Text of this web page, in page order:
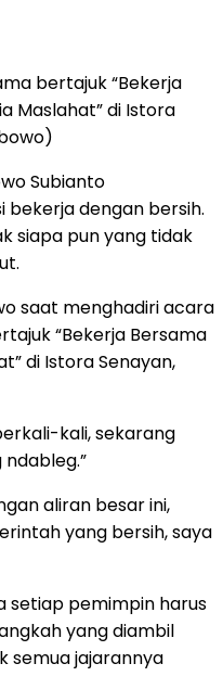
bertajuk “Bekerja
Maslahat” di Istora
Subianto
bekerja dengan bersih.
siapa pun yang tidak
saat menghadiri acara
“Bekerja Bersama
di Istora Senayan,
kali, sekarang
aliran besar ini,
yang bersih, saya
setiap pemimpin harus
yang diambil
semua jajarannya